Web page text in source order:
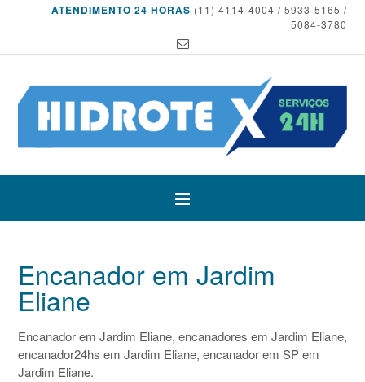
ATENDIMENTO 24 HORAS (11) 4114-4004 / 5933-5165 /
5084-3780
Encanador em Jardim
Eliane
Encanador em Jardim Eliane, encanadores em Jardim Eliane,
encanador24hs em Jardim Eliane, encanador em SP em
Jardim Eliane.